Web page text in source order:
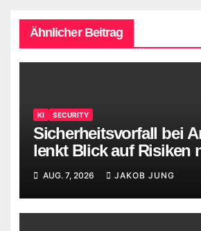
Ähnlicher Beitrag
KI SECURITY
Sicherheitsvorfall bei
lenkt Blick auf Risiken
menschlicher Identitäten
AUG. 7, 2026 JAKOB JUNG